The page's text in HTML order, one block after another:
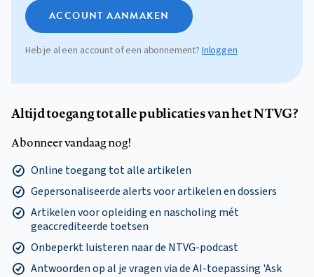
ACCOUNT AANMAKEN
Heb je al een account of een abonnement?Inloggen
Altijd toegang tot alle publicaties van het NTVG?
Abonneer vandaag nog!
Online toegang tot alle artikelen
Gepersonaliseerde alerts voor artikelen en dossiers
Artikelen voor opleiding en nascholing mét
geaccrediteerde toetsen
Onbeperkt luisteren naar de NTVG-podcast
Antwoorden op al je vragen via de AI-toepassing 'Ask